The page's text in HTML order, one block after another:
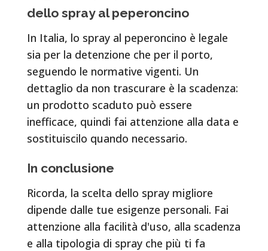
dello spray al peperoncino
In Italia, lo spray al peperoncino è legale
sia per la detenzione che per il porto,
seguendo le normative vigenti. Un
dettaglio da non trascurare è la scadenza:
un prodotto scaduto può essere
inefficace, quindi fai attenzione alla data e
sostituiscilo quando necessario.
In conclusione
Ricorda, la scelta dello spray migliore
dipende dalle tue esigenze personali. Fai
attenzione alla facilità d'uso, alla scadenza
e alla tipologia di spray che più ti fa